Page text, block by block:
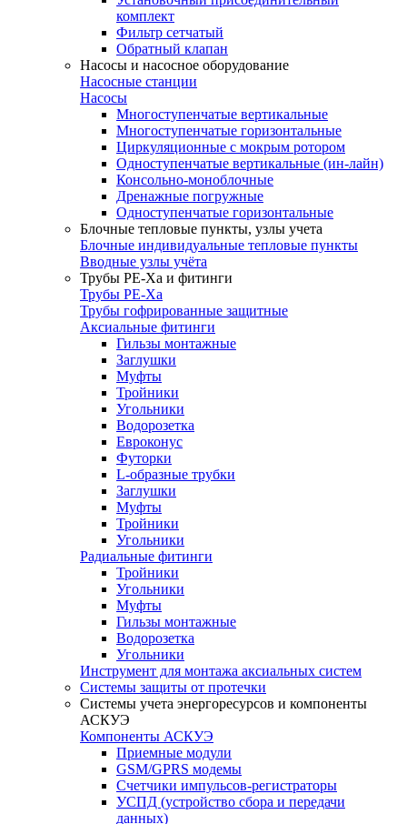
комплект
Фильтр сетчатый
Обратный клапан
Насосы и насосное оборудование
Насосные станции
Насосы
Многоступенчатые вертикальные
Многоступенчатые горизонтальные
Циркуляционные с мокрым ротором
Одноступенчатые вертикальные (ин-лайн)
Консольно-моноблочные
Дренажные погружные
Одноступенчатые горизонтальные
Блочные тепловые пункты, узлы учета
Блочные индивидуальные тепловые пункты
Вводные узлы учёта
Трубы РЕ-Ха и фитинги
Трубы РЕ-Ха
Трубы гофрированные защитные
Аксиальные фитинги
Гильзы монтажные
Заглушки
Муфты
Тройники
Угольники
Водорозетка
Евроконус
Футорки
L-образные трубки
Заглушки
Муфты
Тройники
Угольники
Радиальные фитинги
Тройники
Угольники
Муфты
Гильзы монтажные
Водорозетка
Угольники
Инструмент для монтажа аксиальных систем
Системы защиты от протечки
Системы учета энергоресурсов и компоненты
АСКУЭ
Компоненты АСКУЭ
Приемные модули
GSM/GPRS модемы
Счетчики импульсов-регистраторы
УСПД (устройство сбора и передачи
данных)